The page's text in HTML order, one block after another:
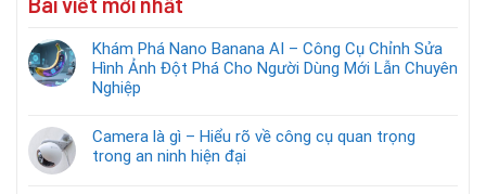
Khám Phá Nano Banana AI – Công Cụ Chỉnh Sửa
Hình Ảnh Đột Phá Cho Người Dùng Mới Lẫn Chuyên
Nghiệp
Camera là gì – Hiểu rõ về công cụ quan trọng
trong an ninh hiện đại